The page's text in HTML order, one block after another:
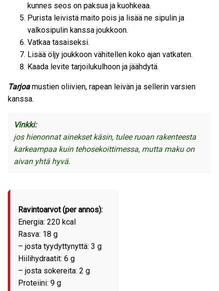
kunnes seos on paksua ja kuohkeaa.
Purista leivistä maito pois ja lisää ne sipulin ja
valkosipulin kanssa joukkoon.
Vatkaa tasaiseksi.
Lisää öljy joukkoon vähitellen koko ajan vatkaten.
Kaada levite tarjoilukulhoon ja jäähdytä.
Tarjoamustien oliivien, rapean leivän ja sellerin varsien
kanssa.
Vinkki:
jos hienonnat ainekset käsin, tulee ruoan rakenteesta
karkeampaa kuin tehosekoittimessa, mutta maku on
aivan yhtä hyvä.
Ravintoarvot (per annos):
Energia: 220 kcal
Rasva: 18 g
– josta tyydyttynyttä: 3 g
Hiilihydraatit: 6 g
– josta sokereita: 2 g
Proteiini: 9 g